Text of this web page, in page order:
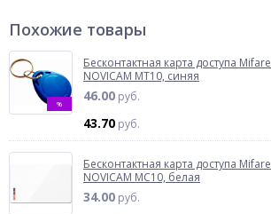
Похожие товары
%
Бесконтактная карта доступа Mifare
NOVICAM MT10, синяя
46.00 руб.
43.70 руб.
Бесконтактная карта доступа Mifare
NOVICAM MC10, белая
34.00 руб.